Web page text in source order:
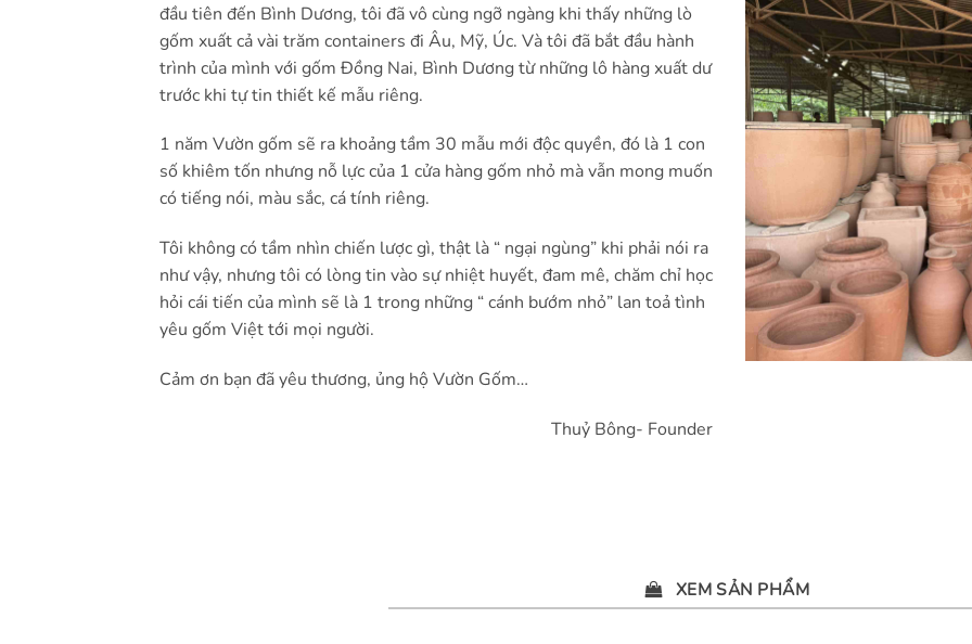
đầu tiên đến Bình Dương, tôi đã vô cùng ngỡ ngàng khi thấy những lò
gốm xuất cả vài trăm containers đi Âu, Mỹ, Úc. Và tôi đã bắt đầu hành
trình của mình với gốm Đồng Nai, Bình Dương từ những lô hàng xuất dư
trước khi tự tin thiết kế mẫu riêng.
1 năm Vườn gốm sẽ ra khoảng tầm 30 mẫu mới độc quyền, đó là 1 con
số khiêm tốn nhưng nỗ lực của 1 cửa hàng gốm nhỏ mà vẫn mong muốn
có tiếng nói, màu sắc, cá tính riêng.
Tôi không có tầm nhìn chiến lược gì, thật là “ ngại ngùng” khi phải nói ra
như vậy, nhưng tôi có lòng tin vào sự nhiệt huyết, đam mê, chăm chỉ học
hỏi cái tiến của mình sẽ là 1 trong những “ cánh bướm nhỏ” lan toả tình
yêu gốm Việt tới mọi người.
Cảm ơn bạn đã yêu thương, ủng hộ Vườn Gốm…
Thuỷ Bông- Founder
XEM SẢN PHẨM